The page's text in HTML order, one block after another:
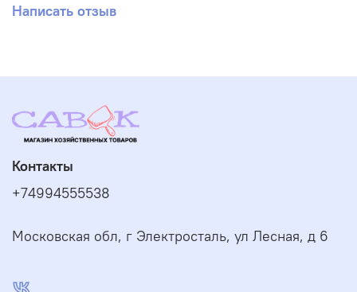
Написать отзыв
Контакты
+74994555538
Московская обл, г Электросталь, ул Лесная, д 6